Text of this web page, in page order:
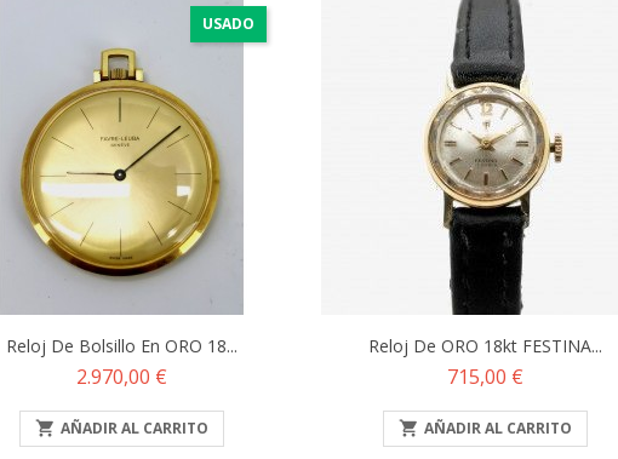
USADO
Reloj De Bolsillo En ORO 18...
Precio
2.970,00 €
 AÑADIR AL CARRITO
Reloj De ORO 18kt FESTINA...
Precio
715,00 €
 AÑADIR AL CARRITO